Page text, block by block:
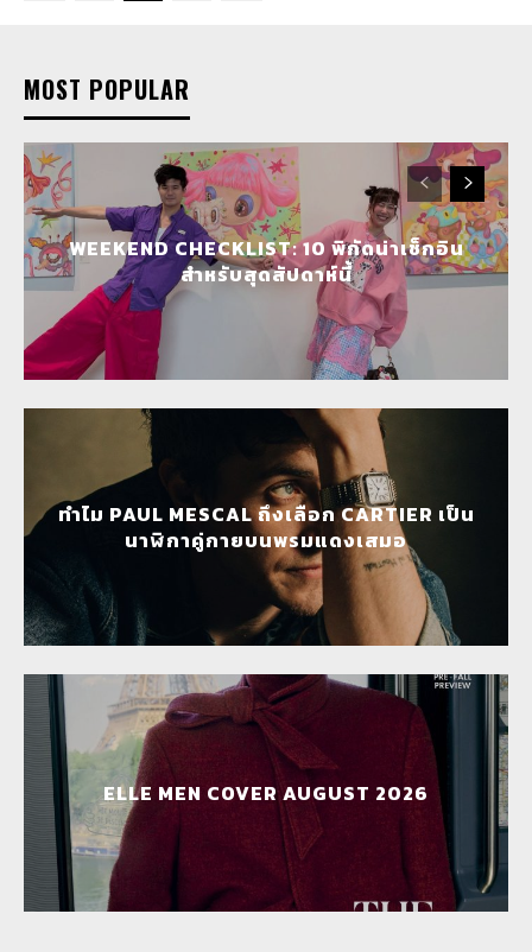
MOST POPULAR
WEEKEND CHECKLIST: 10 พิกัดน่าเช็กอิน
สำหรับสุดสัปดาห์นี้
ทำไม PAUL MESCAL ถึงเลือก CARTIER เป็น
นาฬิกาคู่กายบนพรมแดงเสมอ
ELLE MEN COVER AUGUST 2026